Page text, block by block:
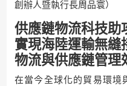
創辦人暨執行長周品寰）
供應鏈物流科技助
實現海陸運輸無
物流與供應鏈管理
在當今全球化的貿易環境